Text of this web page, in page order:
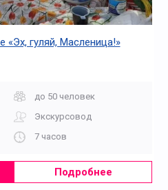
«Эх, гуляй, Масленица!»
до 50 человек
Экскурсовод
7 часов
Подробнее